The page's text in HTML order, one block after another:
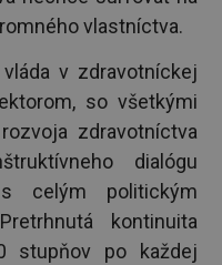
vlastníctva.
v zdravotníckej
so všetkými
zdravotníctva
dialógu
celým politickým
kontinuita
stupňov po každej